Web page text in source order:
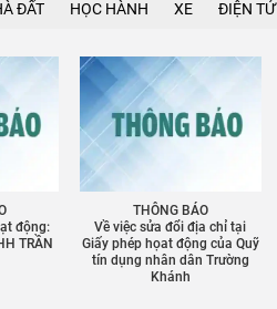
ĐẤT HỌC HÀNH XE ĐIỆN TỬ
động:
TRẦN
THÔNG BÁO
Về việc sửa đổi địa chỉ tại
Giấy phép họat động của Quỹ
tín dụng nhân dân Trường
Khánh